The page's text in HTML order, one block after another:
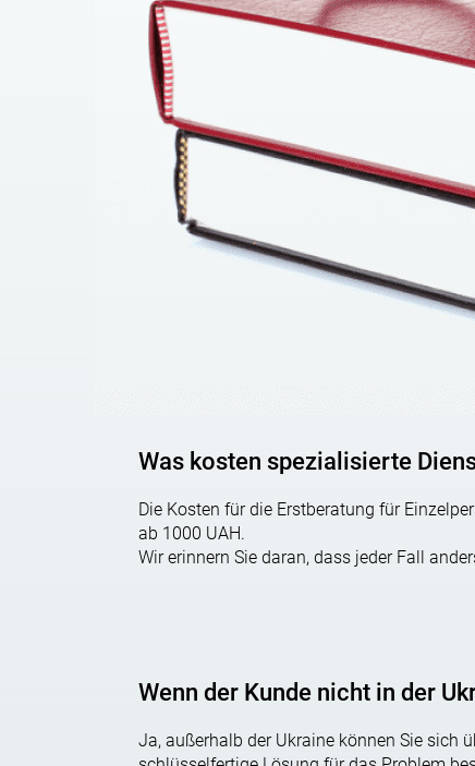
WIE VIEL LAND IST FREI
Das Gesetz (S. in), d) und z) 1 S. 121 der SKU)
Bis zu 0,12 Hektar auf dem für Gartenarbeit
Nicht mehr als 0,10 Hektar in den Bereichen für
Auf Gehöften (reserviert für den Bau und die
nicht mehr als 0,25 Hektar – in Dörfern,
des für die Gartenarbeit reservierten
LANDPRIVATISIERUNG
1. Runde Der Bürger ist Eigentümer eines
der Person ist, die es geerbt hat. Wenn ab
Was kosten spezialisierte
Die Kosten für die Erstberatung für
ab 1000 UAH.
Wir erinnern Sie daran, dass jeder Fall
Wenn der Kunde nicht in der
Ja, außerhalb der Ukraine können Sie sich